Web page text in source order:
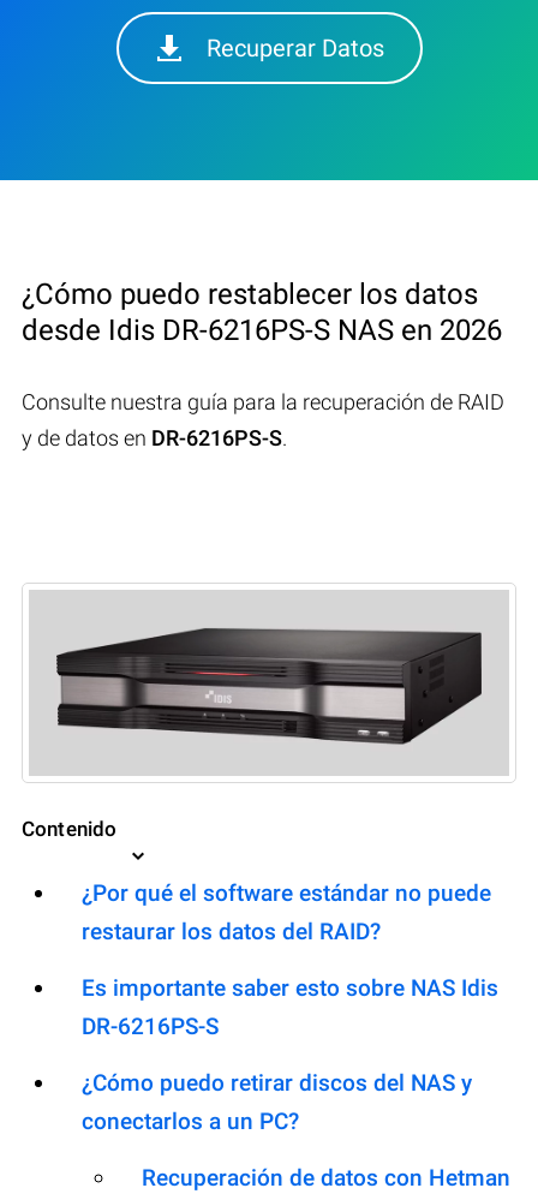
Recuperar Datos
¿Cómo puedo restablecer los datos
desde Idis DR-6216PS-S NAS en 2026
Consulte nuestra guía para la recuperación de RAID
y de datos en DR-6216PS-S.
Contenido
¿Por qué el software estándar no puede
restaurar los datos del RAID?
Es importante saber esto sobre NAS Idis
DR-6216PS-S
¿Cómo puedo retirar discos del NAS y
conectarlos a un PC?
Recuperación de datos con Hetman